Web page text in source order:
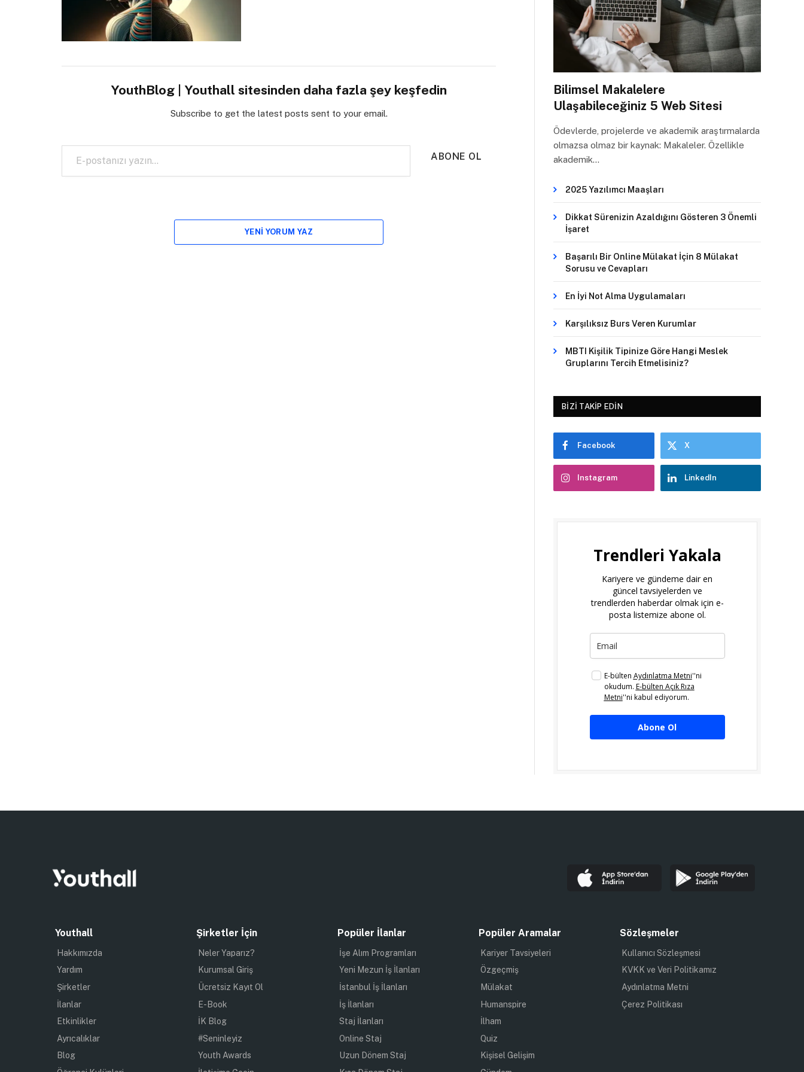
YouthBlog | Youthall sitesinden daha fazla şey keşfedin
Subscribe to get the latest posts sent to your email.
E-postanızı yazın…
ABONE OL
YENI YORUM YAZ
Bilimsel Makalelere
Ulaşabileceğiniz 5 Web Sitesi
Ödevlerde, projelerde ve akademik araştırmalarda
olmazsa olmaz bir kaynak: Makaleler. Özellikle
akademik…
2025 Yazılımcı Maaşları
Dikkat Sürenizin Azaldığını Gösteren 3 Önemli
İşaret
Başarılı Bir Online Mülakat İçin 8 Mülakat
Sorusu ve Cevapları
En İyi Not Alma Uygulamaları
Karşılıksız Burs Veren Kurumlar
MBTI Kişilik Tipinize Göre Hangi Meslek
Gruplarını Tercih Etmelisiniz?
BIZI TAKIP EDIN
Facebook X
Instagram LinkedIn
Trendleri Yakala
Kariyere ve gündeme dair en
güncel tavsiyelerden ve
trendlerden haberdar olmak için e-
posta listemize abone ol.
E-bülten Aydınlatma Metni''ni
okudum. E-bülten Açık Rıza
Metni''ni kabul ediyorum.
Abone Ol
Youthall
Hakkımızda
Yardım
Şirketler
İlanlar
Etkinlikler
Ayrıcalıklar
Blog
Şirketler İçin
Neler Yaparız?
Kurumsal Giriş
Ücretsiz Kayıt Ol
E-Book
İK Blog
#Seninleyiz
Youth Awards
Popüler İlanlar
İşe Alım Programları
Yeni Mezun İş İlanları
İstanbul İş İlanları
İş İlanları
Staj İlanları
Online Staj
Uzun Dönem Staj
Popüler Aramalar
Kariyer Tavsiyeleri
Özgeçmiş
Mülakat
Humanspire
İlham
Quiz
Kişisel Gelişim
Sözleşmeler
Kullanıcı Sözleşmesi
KVKK ve Veri Politikamız
Aydınlatma Metni
Çerez Politikası